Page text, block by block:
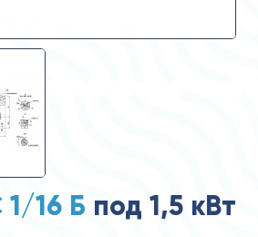
1/16 Б под 1,5 кВт